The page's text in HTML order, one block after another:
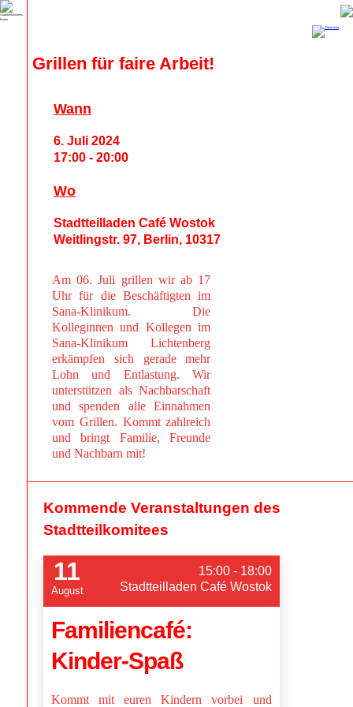
Grillen für faire Arbeit!
Am 06. Juli grillen wir ab 17
Uhr für die Beschäftigten im
Sana-Klinikum. Die
Kolleginnen und Kollegen im
Sana-Klinikum Lichtenberg
erkämpfen sich gerade mehr
Lohn und Entlastung. Wir
unterstützen als Nachbarschaft
und spenden alle Einnahmen
vom Grillen. Kommt zahlreich
und bringt Familie, Freunde
und Nachbarn mit!
Wann
6. Juli 2024
17:00 - 20:00
Wo
Stadtteilladen Café Wostok
Weitlingstr. 97, Berlin, 10317
Kommende Veranstaltungen des
Stadtteilkomitees
11
August
15:00 - 18:00
Stadtteilladen Café Wostok
Familiencafé:
Kinder-Spaß
Kommt mit euren Kindern vorbei und